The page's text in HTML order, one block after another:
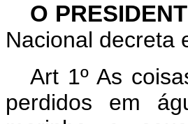
O
Nacional decreta
Art 1º As
perdidos em